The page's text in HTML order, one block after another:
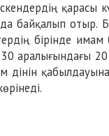
байқалып отыр.
бірінде
аралығындағы
дінін